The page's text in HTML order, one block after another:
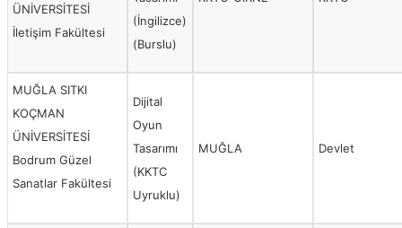
ÜNİVERSİTESİ
İletişim Fakültesi
(İngilizce)
(Burslu)
MUĞLA SITKI
KOÇMAN
ÜNİVERSİTESİ
Bodrum Güzel
Sanatlar Fakültesi
Dijital
Oyun
Tasarımı
(KKTC
Uyruklu)
MUĞLA Devlet